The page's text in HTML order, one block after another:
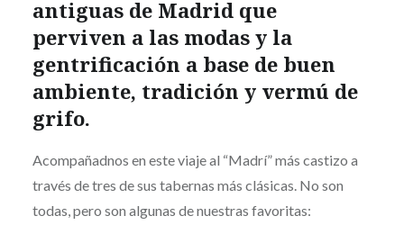
antiguas de Madrid que
perviven a las modas y la
gentrificación a base de buen
ambiente, tradición y vermú de
grifo.
Acompañadnos en este viaje al “Madrí” más castizo a
través de tres de sus tabernas más clásicas. No son
todas, pero son algunas de nuestras favoritas: